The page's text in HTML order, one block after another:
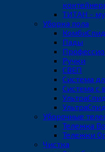
ТИТАН -
Уборка пола
КомбиСпид
Пады
Ручки
СВЕП
Система
Система с
Уборочные
Тележка
Тележки
Чистка